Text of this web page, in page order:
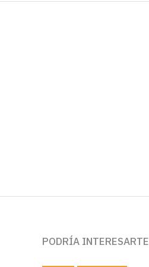
PODRÍA INTERESARTE